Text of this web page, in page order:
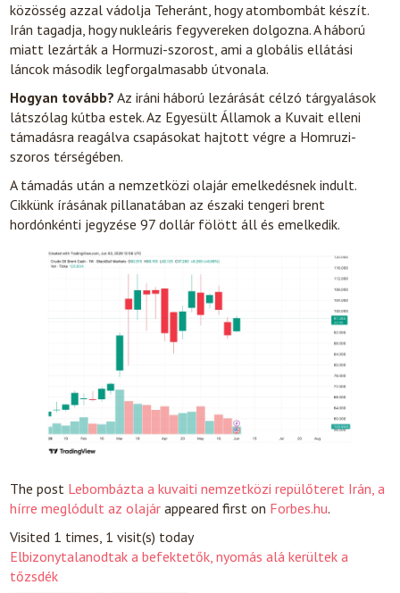
közösség azzal vádolja Teheránt, hogy atombombát készít.
Irán tagadja, hogy nukleáris fegyvereken dolgozna. A háború
miatt lezárták a Hormuzi-szorost, ami a globális ellátási
láncok második legforgalmasabb útvonala.
Hogyan tovább? Az iráni háború lezárását célzó tárgyalások
látszólag kútba estek. Az Egyesült Államok a Kuvait elleni
támadásra reagálva csapásokat hajtott végre a Homruzi-
szoros térségében.
A támadás után a nemzetközi olajár emelkedésnek indult.
Cikkünk írásának pillanatában az északi tengeri brent
hordónkénti jegyzése 97 dollár fölött áll és emelkedik.
The post Lebombázta a kuvaiti nemzetközi repülőteret Irán, a
hírre meglódult az olajár appeared first on Forbes.hu.
Visited 1 times, 1 visit(s) today
Elbizonytalanodtak a befektetők, nyomás alá kerültek a
tőzsdék